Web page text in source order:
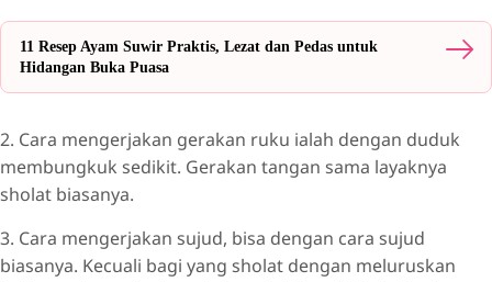
11 Resep Ayam Suwir Praktis, Lezat dan Pedas untuk
Hidangan Buka Puasa
2. Cara mengerjakan gerakan ruku ialah dengan duduk
membungkuk sedikit. Gerakan tangan sama layaknya
sholat biasanya.
3. Cara mengerjakan sujud, bisa dengan cara sujud
biasanya. Kecuali bagi yang sholat dengan meluruskan